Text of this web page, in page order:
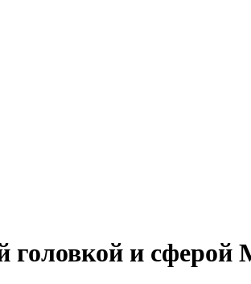
головкой и